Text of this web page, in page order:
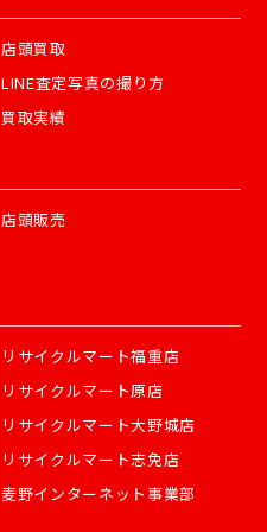
店頭買取
LINE査定写真の撮り方
買取実績
店頭販売
リサイクルマート福重店
リサイクルマート原店
リサイクルマート大野城店
リサイクルマート志免店
麦野インターネット事業部